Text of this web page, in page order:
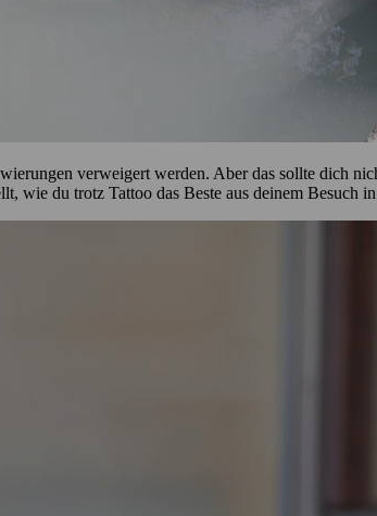
verweigert werden. Aber das sollte dich
wie du trotz Tattoo das Beste aus deinem Besuch in